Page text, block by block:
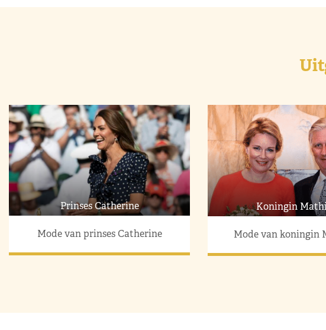
Prinses Catherine
Mode van prinses Catherine
Koningin
Mode van koningin